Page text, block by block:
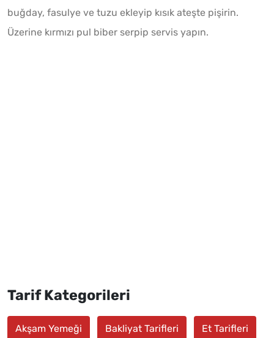
buğday, fasulye ve tuzu ekleyip kısık ateşte pişirin.
Üzerine kırmızı pul biber serpip servis yapın.
Tarif Kategorileri
Akşam Yemeği Bakliyat Tarifleri Et Tarifleri